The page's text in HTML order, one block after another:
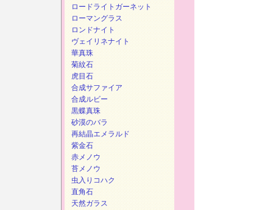
ロードライトガーネット
ローマングラス
ロンドナイト
ヴェイリネナイト
華真珠
菊紋石
虎目石
合成サファイア
合成ルビー
黒蝶真珠
砂漠のバラ
再結晶エメラルド
紫金石
赤メノウ
苔メノウ
虫入りコハク
直角石
天然ガラス